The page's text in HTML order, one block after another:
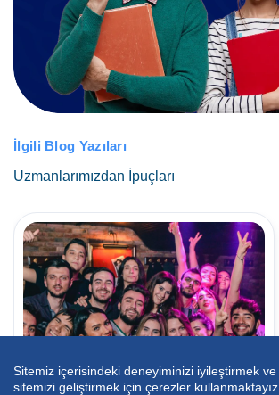
İlgili Blog Yazıları
Uzmanlarımızdan İpuçları
Sitemiz içerisindeki deneyiminizi iyileştirmek ve
sitemizi geliştirmek için çerezler kullanmaktayız.